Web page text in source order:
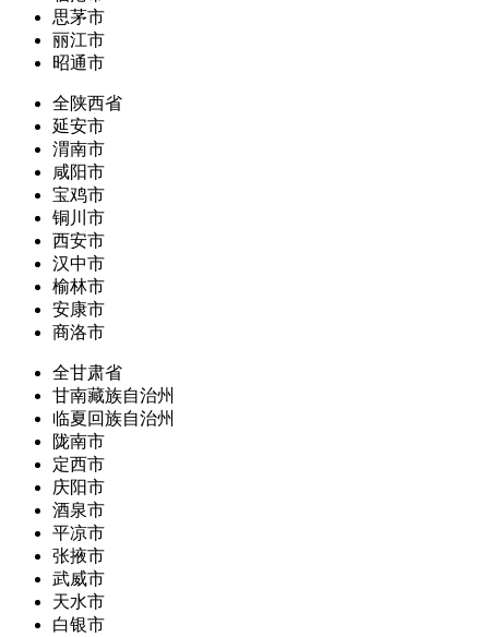
思茅市
丽江市
昭通市
全陕西省
延安市
渭南市
咸阳市
宝鸡市
铜川市
西安市
汉中市
榆林市
安康市
商洛市
全甘肃省
甘南藏族自治州
临夏回族自治州
陇南市
定西市
庆阳市
酒泉市
平凉市
张掖市
武威市
天水市
白银市